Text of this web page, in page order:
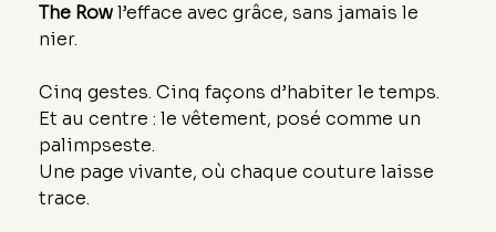
The Row l’efface avec grâce, sans jamais le
nier.
Cinq gestes. Cinq façons d’habiter le temps.
Et au centre : le vêtement, posé comme un
palimpseste.
Une page vivante, où chaque couture laisse
trace.